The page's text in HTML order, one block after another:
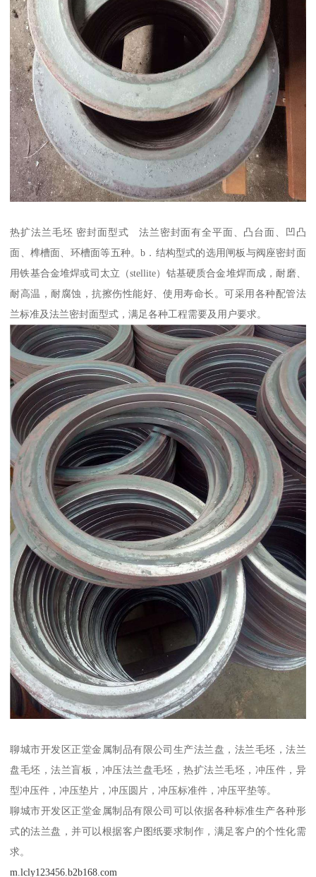
热扩法兰毛坯 密封面型式 法兰密封面有全平面、凸台面、凹凸
面、榫槽面、环槽面等五种。b．结构型式的选用闸板与阀座密封面
用铁基合金堆焊或司太立（stellite）钴基硬质合金堆焊而成，耐磨、
耐高温，耐腐蚀，抗擦伤性能好、使用寿命长。可采用各种配管法
兰标准及法兰密封面型式，满足各种工程需要及用户要求。
聊城市开发区正堂金属制品有限公司生产法兰盘，法兰毛坯，法兰
盘毛坯，法兰盲板，冲压法兰盘毛坯，热扩法兰毛坯，冲压件，异
型冲压件，冲压垫片，冲压圆片，冲压标准件，冲压平垫等。
聊城市开发区正堂金属制品有限公司可以依据各种标准生产各种形
式的法兰盘，并可以根据客户图纸要求制作，满足客户的个性化需
求。
m.lcly123456.b2b168.com